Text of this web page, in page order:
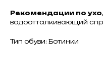
Рекомендации по
водоотталкивающий
Тип обуви: Ботинки